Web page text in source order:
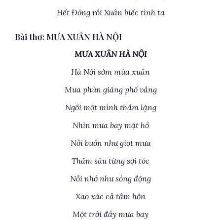
Hết Đông rồi Xuân biếc tình ta
Bài thơ: MƯA XUÂN HÀ NỘI
MƯA XUÂN HÀ NỘI
Hà Nội sớm mùa xuân
Mưa phùn giăng phố vắng
Ngồi một mình thầm lặng
Nhìn mưa bay mặt hồ
Nỗi buồn như giọt mưa
Thấm sâu từng sợi tóc
Nỗi nhớ như sóng động
Xao xác cả tâm hồn
Một trời đầy mưa bay